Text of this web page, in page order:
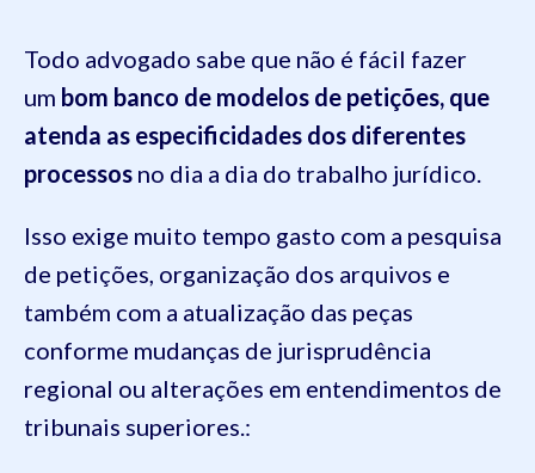
Todo advogado sabe que não é fácil fazer
um bom banco de modelos de petições, que
atenda as especificidades dos diferentes
processos no dia a dia do trabalho jurídico.
Isso exige muito tempo gasto com a pesquisa
de petições, organização dos arquivos e
também com a atualização das peças
conforme mudanças de jurisprudência
regional ou alterações em entendimentos de
tribunais superiores.: